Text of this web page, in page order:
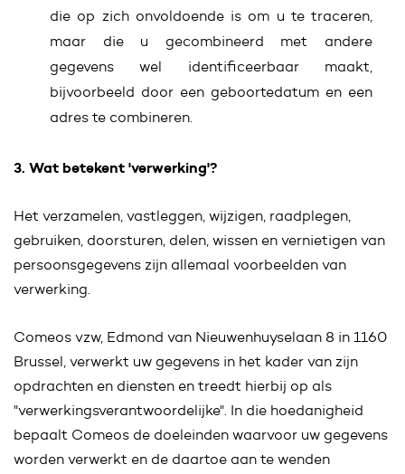
die op zich onvoldoende is om u te traceren,
maar die u gecombineerd met andere
gegevens wel identificeerbaar maakt,
bijvoorbeeld door een geboortedatum en een
adres te combineren.
3. Wat betekent 'verwerking'?
Het verzamelen, vastleggen, wijzigen, raadplegen,
gebruiken, doorsturen, delen, wissen en vernietigen van
persoonsgegevens zijn allemaal voorbeelden van
verwerking.
Comeos vzw, Edmond van Nieuwenhuyselaan 8 in 1160
Brussel, verwerkt uw gegevens in het kader van zijn
opdrachten en diensten en treedt hierbij op als
"verwerkingsverantwoordelijke". In die hoedanigheid
bepaalt Comeos de doeleinden waarvoor uw gegevens
worden verwerkt en de daartoe aan te wenden